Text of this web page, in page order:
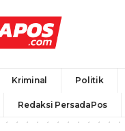
Kriminal Politik
Redaksi PersadaPos